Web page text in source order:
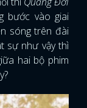
bước vào giai
sóng trên đài
sự như vậy thì
hai bộ phim